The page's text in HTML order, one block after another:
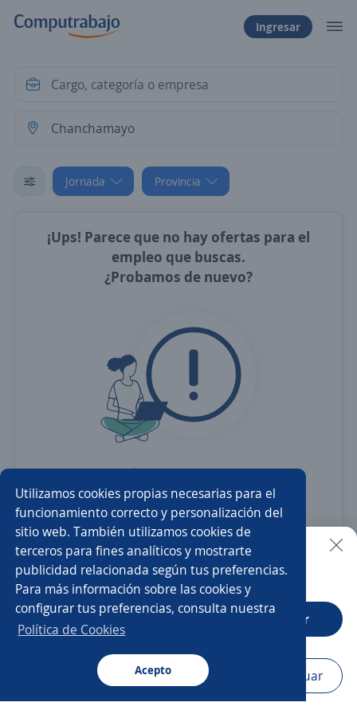
Ingresar
Buscar Postulaciones Avisos Favoritos
Jornada Provincia
¡Ups! Parece que no hay ofertas para el
empleo que buscas.
¿Probamos de nuevo?
Revisala ortografía
Usa sinónimos o cargos
más generales
Ajusta los filtros seleccionados
O crea una alertay te avisamos cuando haya una
vacante con tus criterios
Nuevas ofertas de empleo
Buscar es más fácil en la app
CT App Abrir
Navegador Continuar
Utilizamos cookies propias necesarias para el
funcionamiento correcto y personalización del
sitio web. También utilizamos cookies de
terceros para fines analíticos y mostrarte
publicidad relacionada según tus preferencias.
Para más información sobre las cookies y
configurar tus preferencias, consulta nuestra
Política de Cookies
Acepto